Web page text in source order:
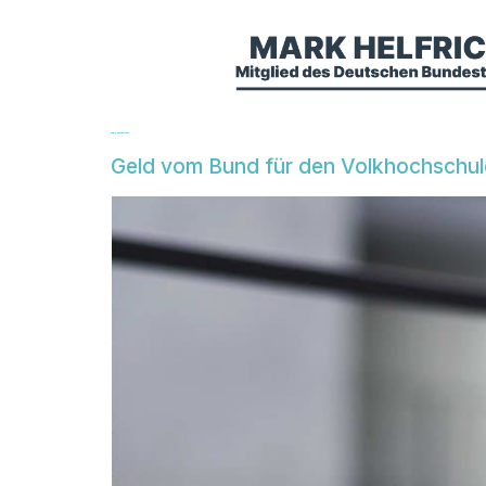
Geld vom Bund für den